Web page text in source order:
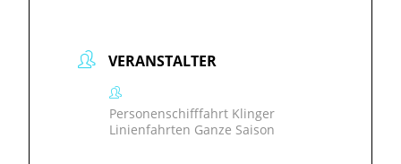
VERANSTALTER
Personenschifffahrt Klinger
Linienfahrten Ganze Saison